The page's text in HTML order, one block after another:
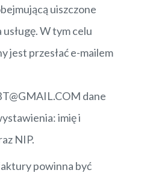
uiszczone
W tym celu
jest przesłać e-mailem
dane
imię i
NIP.
powinna być